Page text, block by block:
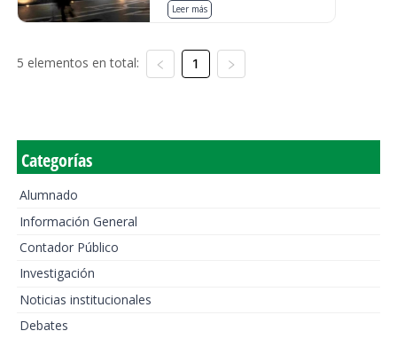
Leer más
5 elementos en total: 1
Categorías
Alumnado
Información General
Contador Público
Investigación
Noticias institucionales
Debates